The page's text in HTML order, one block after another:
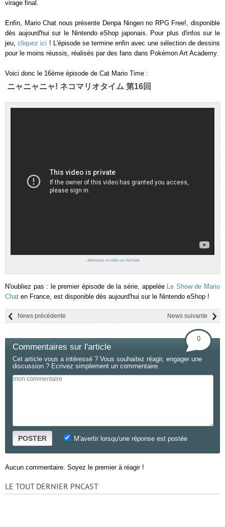
virage final.
Enfin, Mario Chat nous présente Denpa Ningen no RPG Free!, disponible
dès aujourd'hui sur le Nintendo eShop japonais. Pour plus d'infos sur le
jeu,cliquez ici ! L'épisode se termine enfin avec une sélection de dessins
pour le moins réussis, réalisés par des fans dans Pokémon Art Academy.
Voici donc le 16ème épisode de Cat Mario Time :
ニャニャニャ! ネコマリオタイム 第16回
› Retrouvez la vidéo sur YouTube
N'oubliez pas : le premier épisode de la série, appelée Le Show de Mario
Chat en France, est disponible dès aujourd'hui sur le Nintendo eShop !
News suivante
News précédente
Commentaires sur l'article
0
Cet article vous a intéressé ? Vous souhaitez réagir, engager une
discussion ? Ecrivez simplement un commentaire.
POSTER M'avertir lorsqu'une réponse est postée
Aucun commentaire. Soyez le premier à réagir !
LE TOUT DERNIER PNCAST